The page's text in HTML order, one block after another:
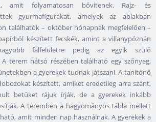
amit folyamatosan bővítenek. Rajz- és
gyurmafigurákat, amelyek az ablakban
találhatók – október hónapnak megfelelően –
készített fecskék, amint a villanypóznán
falfelületre pedig az egyik szülő
terem hátsó részében található egy szőnyeg,
a gyerekek tudnak játszani. A tanítónő
készített, amiket eredetileg arra szánt,
betűket rájuk írják, de a gyerekek inkább
A teremben a hagyományos tábla mellett
amit minden nap használnak. A gyerekek a